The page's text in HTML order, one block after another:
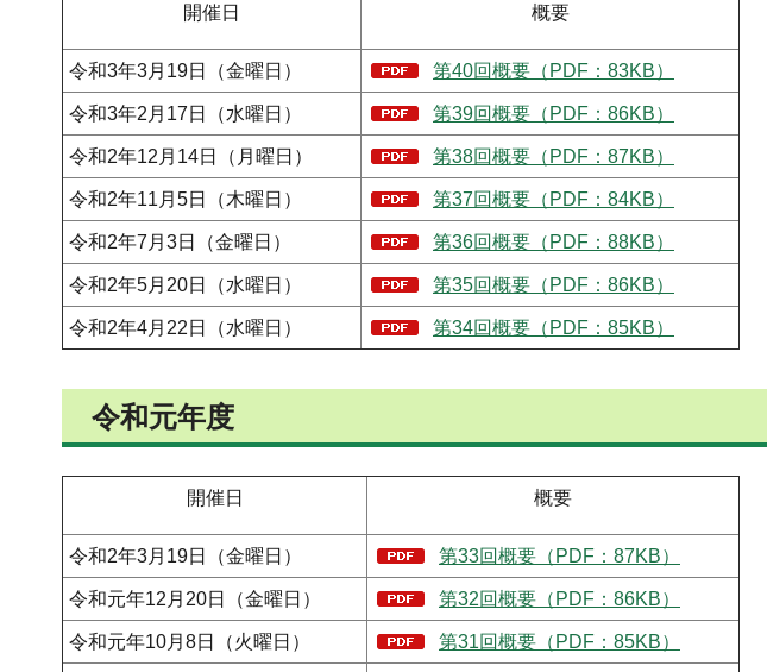
開催日 概要
令和3年3月19日（金曜日） 第40回概要（PDF：83KB）
令和3年2月17日（水曜日） 第39回概要（PDF：86KB）
令和2年12月14日（月曜日） 第38回概要（PDF：87KB）
令和2年11月5日（木曜日） 第37回概要（PDF：84KB）
令和2年7月3日（金曜日） 第36回概要（PDF：88KB）
令和2年5月20日（水曜日） 第35回概要（PDF：86KB）
令和2年4月22日（水曜日） 第34回概要（PDF：85KB）
令和元年度
開催日 概要
令和2年3月19日（金曜日） 第33回概要（PDF：87KB）
令和元年12月20日（金曜日） 第32回概要（PDF：86KB）
令和元年10月8日（火曜日） 第31回概要（PDF：85KB）